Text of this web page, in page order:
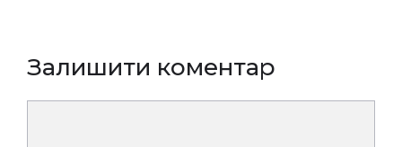
Залишити коментар